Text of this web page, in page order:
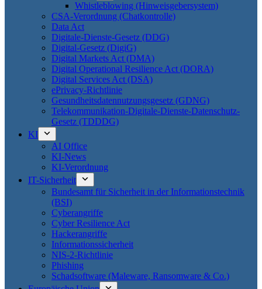
Whistleblowing (Hinweisgebersystem)
CSA-Verordnung (Chatkontrolle)
Data Act
Digitale-Dienste-Gesetz (DDG)
Digital-Gesetz (DigiG)
Digital Markets Act (DMA)
Digital Operational Resilience Act (DORA)
Digital Services Act (DSA)
ePrivacy-Richtlinie
Gesundheitsdatennutzungsgesetz (GDNG)
Telekommunikation-Digitale-Dienste-Datenschutz-
Gesetz (TDDDG)
KI
AI Office
KI-News
KI-Verordnung
IT-Sicherheit
Bundesamt für Sicherheit in der Informationstechnik
(BSI)
Cyberangriffe
Cyber Resilience Act
Hackerangriffe
Informationssicherheit
NIS-2-Richtlinie
Phishing
Schadsoftware (Maleware, Ransomware & Co.)